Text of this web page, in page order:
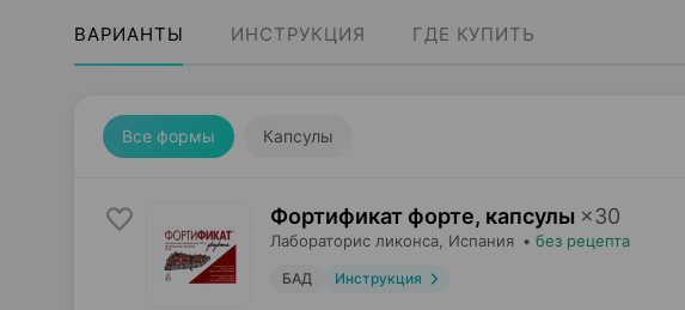
ВАРИАНТЫ ИНСТРУКЦИЯ ГДЕ КУПИТЬ
Все формы Капсулы
Фортификат форте, капсулы ×30
Лабораторис ликонса , Испания • без рецепта
БАД Инструкция